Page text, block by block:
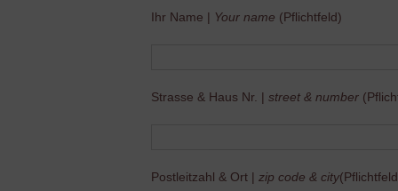
Ihr Name | Your name (Pflichtfeld)
Strasse & Haus Nr. | street & number
Postleitzahl & Ort | zip code & city